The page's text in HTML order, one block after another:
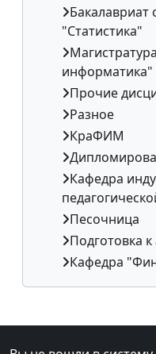
Бакалавриат
"Статистика"
информатика"
Прочие
Разное
КраФИМ
Кафедра
Песочница
Подготовка
Кафедра